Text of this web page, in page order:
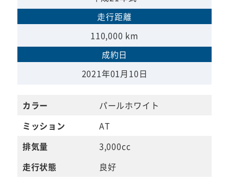
走行距離
110,000 km
成約日
2021年01月10日
カラー
パールホワイト
ミッション
AT
排気量
3,000cc
走行状態
良好